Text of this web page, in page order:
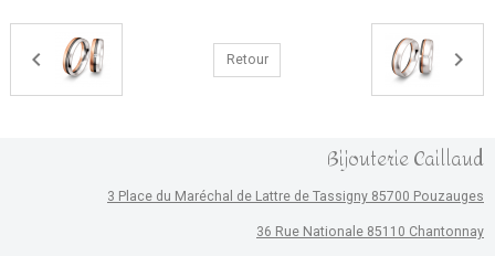
Retour
Bijouterie Caillaud
3 Place du Maréchal de Lattre de Tassigny 85700 Pouzauges
36 Rue Nationale 85110 Chantonnay